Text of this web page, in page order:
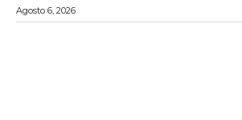
Agosto 6, 2026